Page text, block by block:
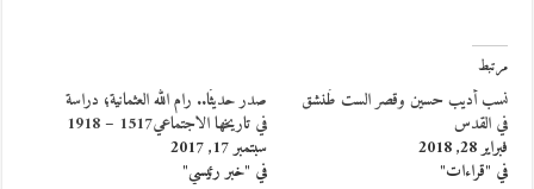
مرتبط
نسب أديب حسين وقصر الست طُنشق
في القدس
فبراير 28, 2018
في "قراءات"
صدر حديثًا.. رام الله العثمانية؛ دراسة
في تاريخها الاجتماعي1517 – 1918
سبتمبر 17, 2017
في "خبر رئيسي"